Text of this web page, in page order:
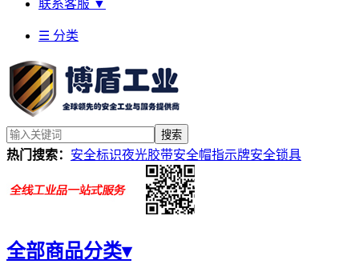
联系客服 ▼
☰ 分类
搜索
热门搜索： 安全标识夜光胶带安全帽指示牌安全锁具
全部商品分类▾